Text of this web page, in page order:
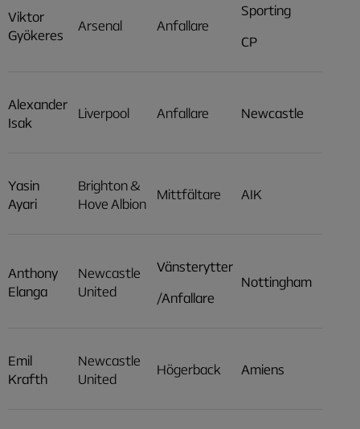
Viktor
Gyökeres
Arsenal Anfallare
Sporting
CP
Alexander
Isak
Liverpool Anfallare Newcastle
Yasin
Ayari
Brighton &
Hove Albion
Mittfältare AIK
Anthony
Elanga
Newcastle
United
Vänsterytter
/Anfallare
Nottingham
Emil
Krafth
Newcastle
United
Högerback Amiens